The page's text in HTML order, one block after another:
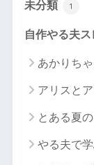
未分類 1
自作やる夫ス
あかりち
アリスと
とある夏
やる夫で